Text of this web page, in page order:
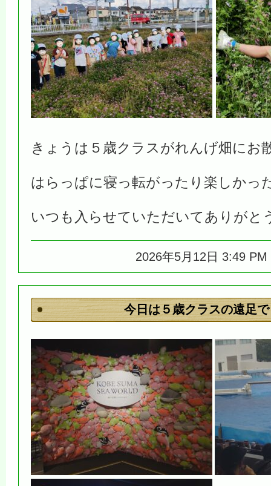
きょうは５歳クラスがれんげ畑にお
はらっぱに寝っ転がったり楽しかっ
いつも入らせていただいてありがと
2026年5月12日 3:49
今日は５歳クラスの遠足